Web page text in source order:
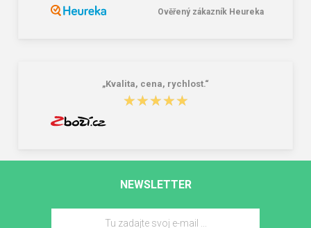
Ověřený zákazník Heureka
„Kvalita, cena, rychlost.“
★★★★★
★★★★★
NEWSLETTER